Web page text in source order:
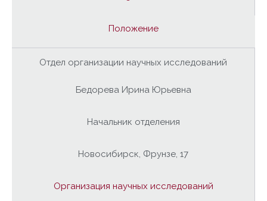
Положение
Отдел организации научных исследований
Бедорева Ирина Юрьевна
Начальник отделения
Новосибирск, Фрунзе, 17
Организация научных исследований